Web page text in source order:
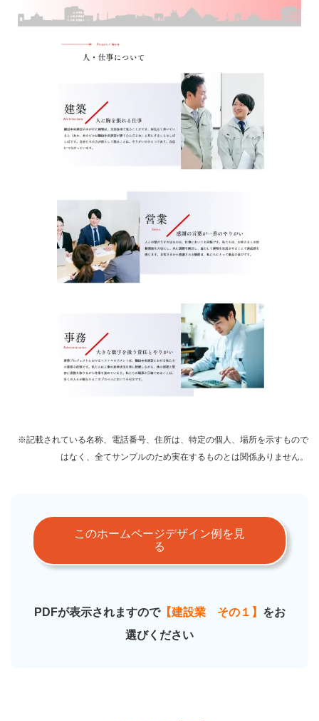
※記載されている名称、電話番号、住所は、特定の個人、場所を示すもので
はなく、全てサンプルのため実在するものとは関係ありません。
このホームページデザイン例を見
る
PDFが表示されますので【建設業 その１】 をお
選びください